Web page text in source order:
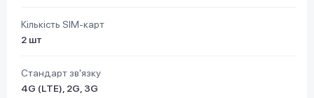
Кількість SIM-карт
2 шт
Стандарт зв'язку
4G (LTE), 2G, 3G